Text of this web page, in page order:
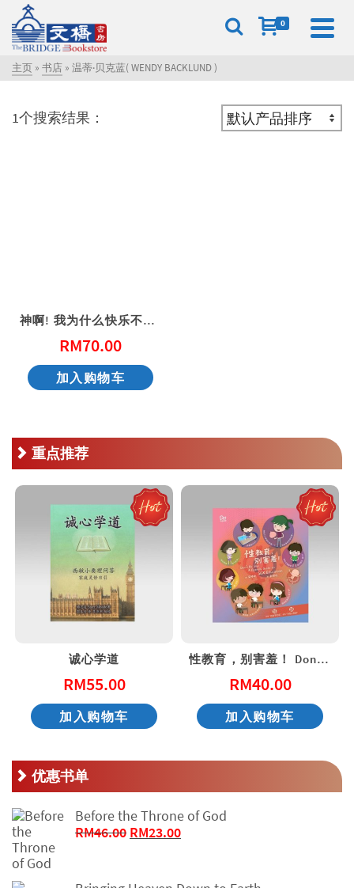
0
主页 » 书店 » 温蒂‧贝克蓝( WENDY BACKLUND )
1个搜索结果：
神啊! 我为什么快乐不起来
RM70.00
加入购物车
重点推荐
诚心学道
RM55.00
加入购物车
性教育，别害羞！ Don’t Be Shy: A Friendly Guide to Sex Education
RM40.00
加入购物车
优惠书单
Before the Throne of God
RM46.00 原
RM46.00。
RM23.00当
格